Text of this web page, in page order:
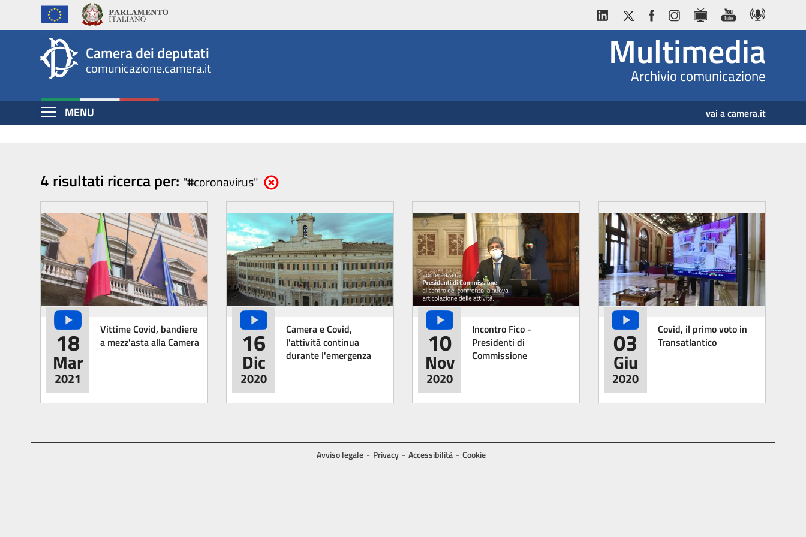
principale
Multimedia
-
Archivio
comunicazione
Camera dei deputati
comunicazione.camera.it Multimedia
Archivio comunicazione
MENU
Espandi vai a camera.it
Contenuto
4 risultati ricerca per: "#coronavirus" Elimina parametri di ricerca
Vittime Covid, bandiere
a mezz'asta alla Camera
18
Mar
2021
Camera e Covid,
l'attività continua
durante l'emergenza
16
Dic
2020
Incontro Fico -
Presidenti di
Commissione
10
Nov
2020
Covid, il primo voto in
Transatlantico
03
Giu
2020
Avviso legale Privacy Accessibilità Cookie